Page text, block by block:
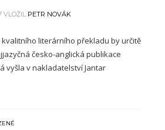
VLOŽIL PETR NOVÁK
literárního překladu by určitě
česko-anglická publikace
vyšla v nakladatelství Jantar